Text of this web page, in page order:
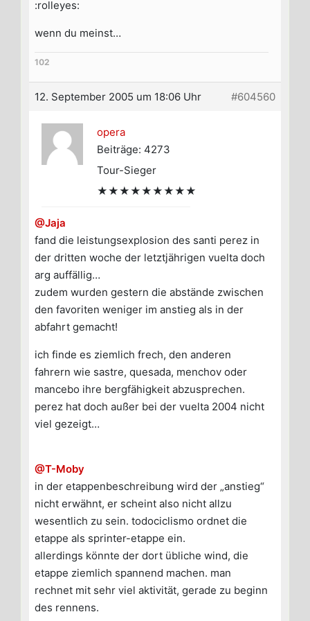
:rolleyes:
wenn du meinst…
102
12. September 2005 um 18:06 Uhr #604560
opera
Beiträge: 4273
Tour-Sieger
★★★★★★★★★
@Jaja
fand die leistungsexplosion des santi perez in
der dritten woche der letztjährigen vuelta doch
arg auffällig…
zudem wurden gestern die abstände zwischen
den favoriten weniger im anstieg als in der
abfahrt gemacht!
ich finde es ziemlich frech, den anderen
fahrern wie sastre, quesada, menchov oder
mancebo ihre bergfähigkeit abzusprechen.
perez hat doch außer bei der vuelta 2004 nicht
viel gezeigt…
@T-Moby
in der etappenbeschreibung wird der „anstieg“
nicht erwähnt, er scheint also nicht allzu
wesentlich zu sein. todociclismo ordnet die
etappe als sprinter-etappe ein.
allerdings könnte der dort übliche wind, die
etappe ziemlich spannend machen. man
rechnet mit sehr viel aktivität, gerade zu beginn
des rennens.